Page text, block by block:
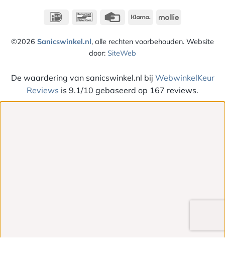
IDeal BancontactCredit
Klarna Mollie
©2026 Sanicswinkel.nl, alle rechten voorbehouden. Website
door: SiteWeb
De waardering van sanicswinkel.nl bij WebwinkelKeur
Reviews is 9.1/10 gebaseerd op 167 reviews.